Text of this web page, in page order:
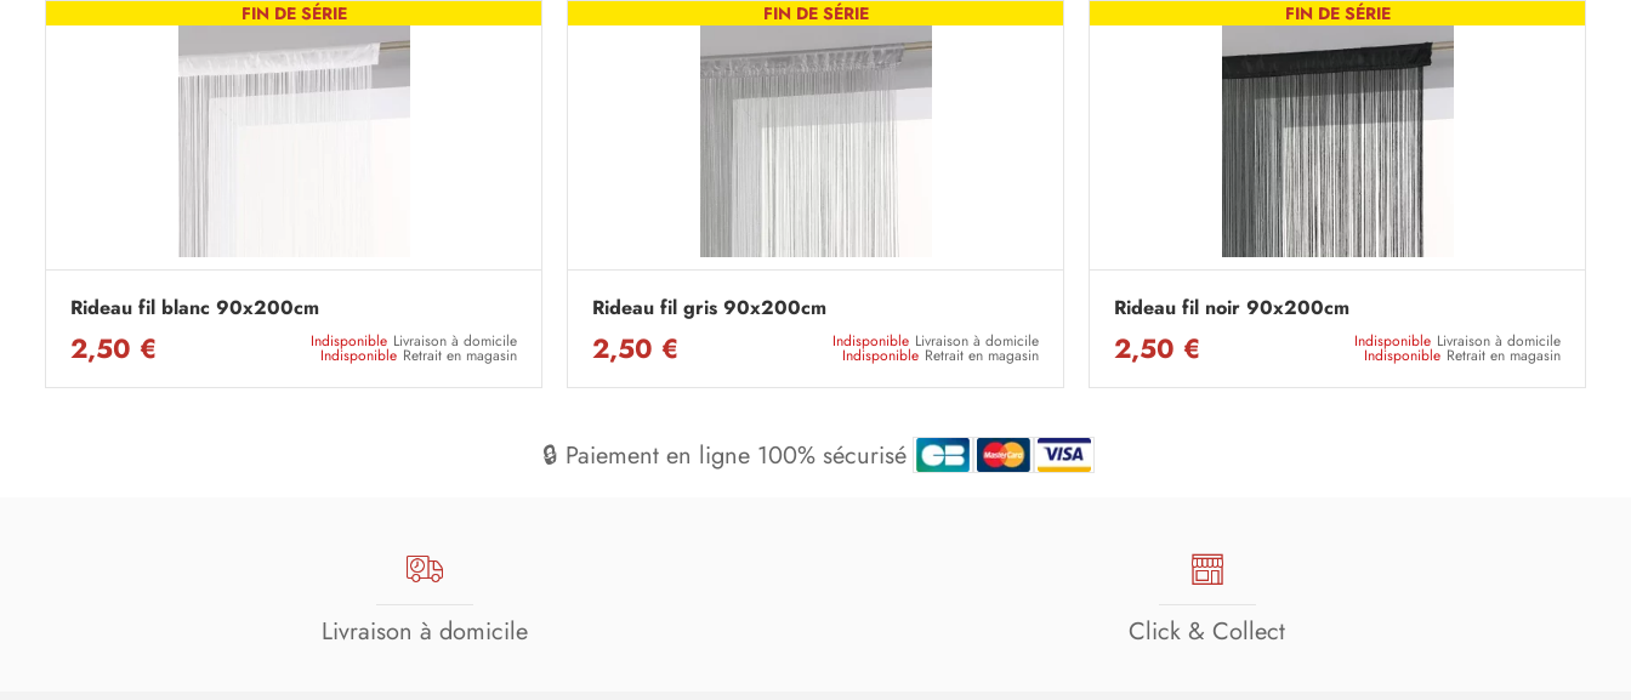
FIN DE SÉRIE
Rideau fil blanc 90x200cm
2,50 € Indisponible Livraison à domicile
Indisponible Retrait en magasin
FIN DE SÉRIE
Rideau fil gris 90x200cm
2,50 € Indisponible Livraison à domicile
Indisponible Retrait en magasin
FIN DE SÉRIE
Rideau fil noir 90x200cm
2,50 € Indisponible Livraison à domicile
Indisponible Retrait en magasin
🔒 Paiement en ligne 100% sécurisé
Livraison à domicile Click & Collect